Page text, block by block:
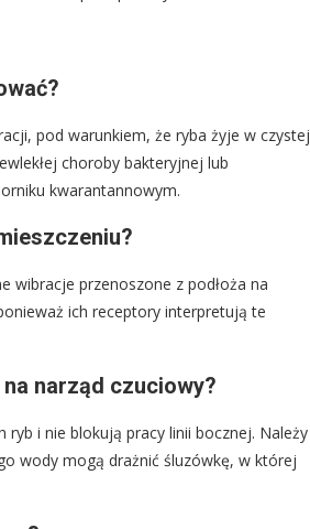
pod warunkiem, że ryba żyje w czystej
choroby bakteryjnej lub
kwarantannowym.
wibracje przenoszone z podłoża na
ich receptory interpretują te
narząd czuciowy?
ryb i nie blokują pracy linii bocznej. Należy
wody mogą drażnić śluzówkę, w której